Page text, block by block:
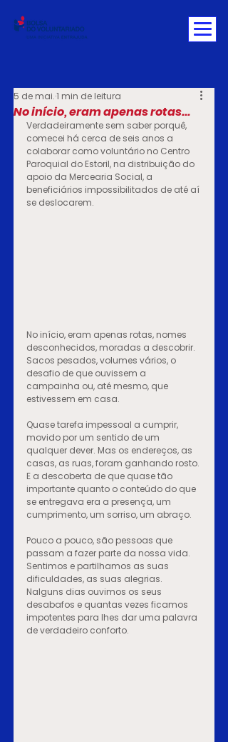
No início, eram apenas rotas...
5 de mai.1 min de leitura
Verdadeiramente sem saber porquê,
comecei há cerca de seis anos a
colaborar como voluntário no Centro
Paroquial do Estoril, na distribuição do
apoio da Mercearia Social, a
beneficiários impossibilitados de até aí
se deslocarem.
No início, eram apenas rotas, nomes
desconhecidos, moradas a descobrir.
Sacos pesados, volumes vários, o
desafio de que ouvissem a
campainha ou, até mesmo, que
estivessem em casa.
Quase tarefa impessoal a cumprir,
movido por um sentido de um
qualquer dever. Mas os endereços, as
casas, as ruas, foram ganhando rosto.
E a descoberta de que quase tão
importante quanto o conteúdo do que
se entregava era a presença, um
cumprimento, um sorriso, um abraço.
Pouco a pouco, são pessoas que
passam a fazer parte da nossa vida.
Sentimos e partilhamos as suas
dificuldades, as suas alegrias.
Nalguns dias ouvimos os seus
desabafos e quantas vezes ficamos
impotentes para lhes dar uma palavra
de verdadeiro conforto.